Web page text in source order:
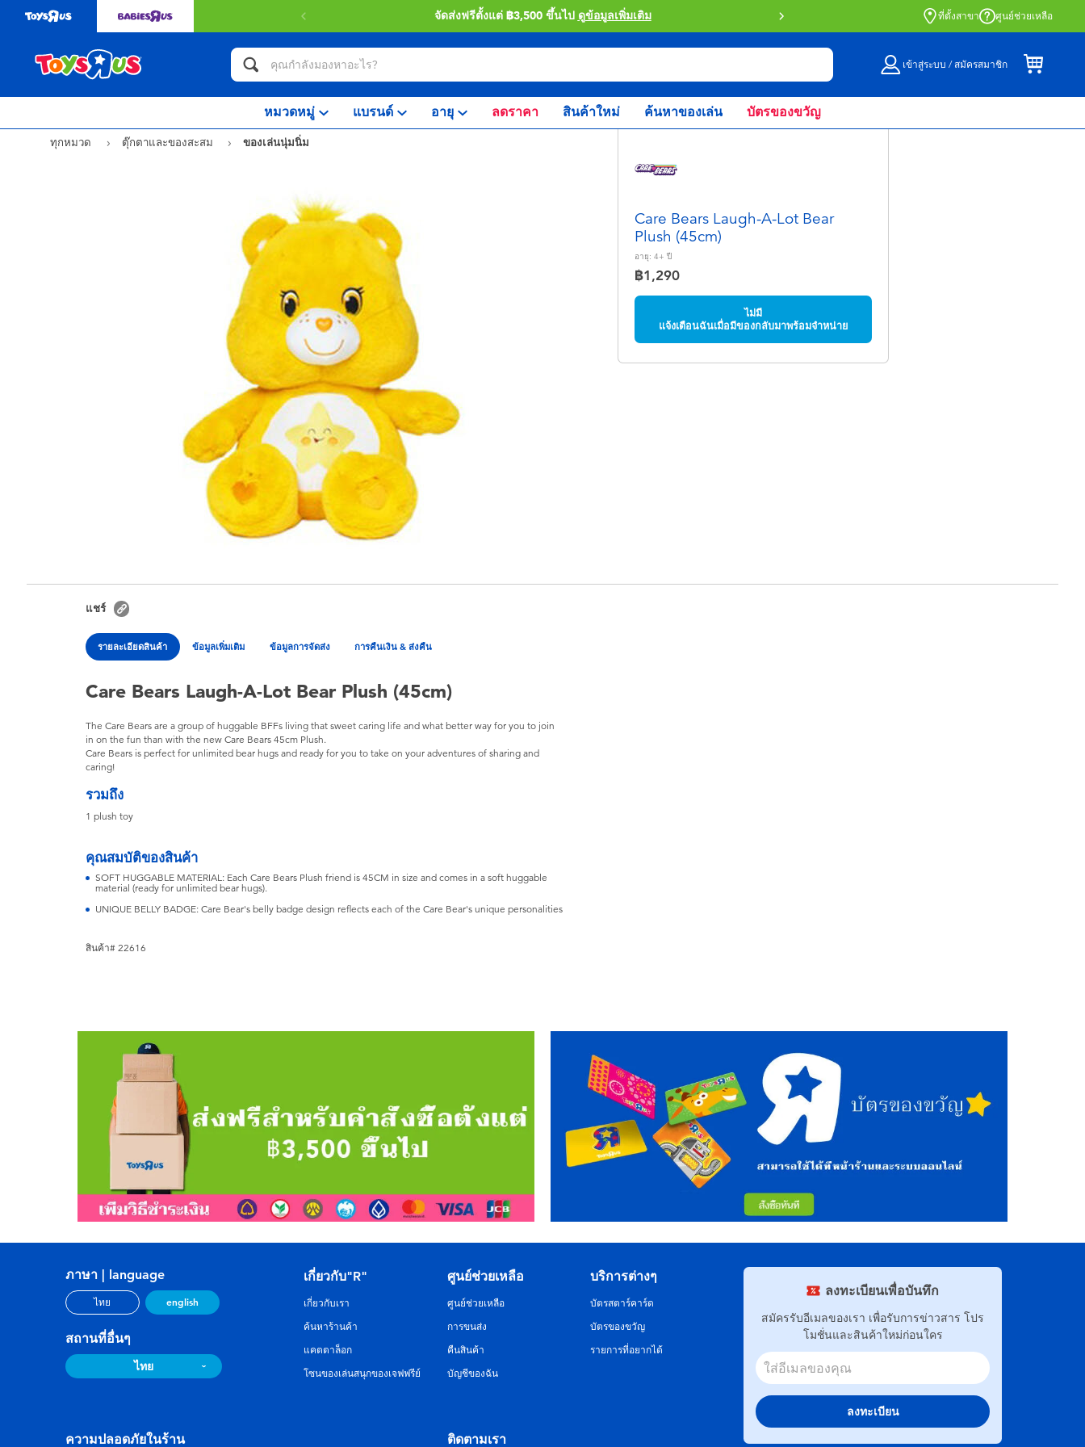
จัดส่งฟรีตั้งแต่ ฿3,500 ขึ้นไป ดูข้อมูลเพิ่มเติม สั่งซื้อออนไลน์และรับที่หน้าร้านด้วย Click
ที่ตั้งสาขา ศูนย์ช่วยเหลือ
เข้าสู่ระบบ / สมัครสมาชิก
หมวดหมู่ แบรนด์ อายุ ลดราคา สินค้าใหม่ ค้นหาของเล่น บัตรของขวัญ
ทุกหมวด ตุ๊กตาและของสะสม ของเล่นนุ่มนิ่ม
Care Bears Laugh-A-Lot Bear
Plush (45cm)
อายุ: 4+ ปี
฿1,290
ไม่มี
แจ้งเตือนฉันเมื่อมีของกลับมาพร้อมจำหน่าย
แชร์
รายละเอียดสินค้า ข้อมูลเพิ่มเติม ข้อมูลการจัดส่ง การคืนเงิน & ส่งคืน
Care Bears Laugh-A-Lot Bear Plush (45cm)
The Care Bears are a group of huggable BFFs living that sweet caring life and what better way for you to join
in on the fun than with the new Care Bears 45cm Plush.
Care Bears is perfect for unlimited bear hugs and ready for you to take on your adventures of sharing and
caring!
รวมถึง
1 plush toy
คุณสมบัติของสินค้า
SOFT HUGGABLE MATERIAL: Each Care Bears Plush friend is 45CM in size and comes in a soft huggable
material (ready for unlimited bear hugs).
UNIQUE BELLY BADGE: Care Bear's belly badge design reflects each of the Care Bear's unique personalities
สินค้า# 22616
ลงทะเบียนเพื่อบันทึก
สมัครรับอีเมลของเรา เพื่อรับการข่าวสาร โปร
โมชั่นและสินค้าใหม่ก่อนใคร
ลงทะเบียน
ภาษา | language
ไทย english
สถานที่อื่นๆ
ไทย
ติดตามเรา
เกี่ยวกับ"R"
เกี่ยวกับเรา
ค้นหาร้านค้า
แคตตาล็อก
โซนของเล่นสนุกของเจฟฟรีย์
ศูนย์ช่วยเหลือ
ศูนย์ช่วยเหลือ
การขนส่ง
คืนสินค้า
บัญชีของฉัน
บริการต่างๆ
บัตรสตาร์คาร์ด
บัตรของขวัญ
รายการที่อยากได้
ความปลอดภัยในร้าน